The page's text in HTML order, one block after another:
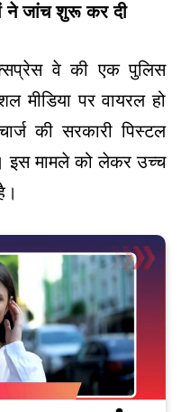
ने जांच शुरू कर दी
वे की एक पुलिस
मीडिया पर वायरल हो
की सरकारी पिस्टल
इस मामले को लेकर उच्च